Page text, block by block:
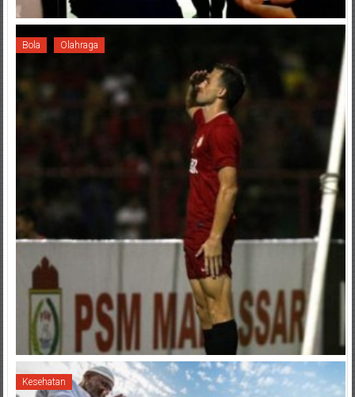
Bola Olahraga
Kesehatan